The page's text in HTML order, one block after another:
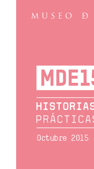
Octubre 2015